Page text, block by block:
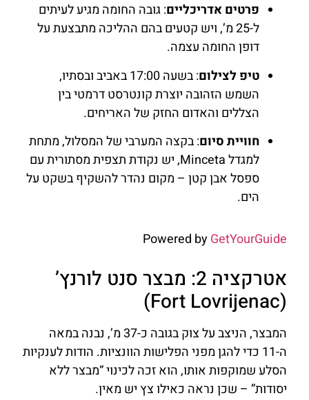
פרטים אדריכליים: גובה החומה מגיע לעיתים
ל-25 מ’, ויש קטעים בהם ההליכה מתבצעת על
דופן החומה עצמה.
טיפ לצילום
: בשעה 17:00 באביב ובסתיו,
השמש הזהובה יוצרת קונטרסט דרמטי בין
הצללים והאדום החזק של האריחים.
חוויית סיום: בקצה המערבי של המסלול, מתחת
למגדל Minceta, יש נקודת תצפית מסתורית עם
ספסל אבן קטן – מקום נהדר להשקיף בשקט על
הים.
Powered byGetYourGuide
אטרקציה 2: מבצר סנט לורנץ’
(Fort Lovrijenac)
המבצר, הניצב על צוק בגובה כ-37 מ’, נבנה במאה
ה-11 כדי להגן מפני הפלישות הוונציות. הודות לענקיות
הסלע שמוקפות אותו, הוא זכה לכינוי “מבצר ללא
יסודות” – שכן נראה כאילו צץ יש מאין.